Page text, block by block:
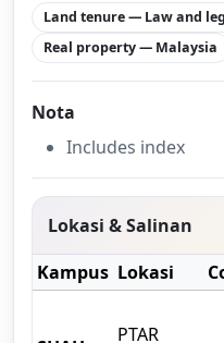
Land tenure — Law and
Real property — Malaysia
Nota
Includes index
Lokasi & Salinan
Kampus Lokasi
PTAR